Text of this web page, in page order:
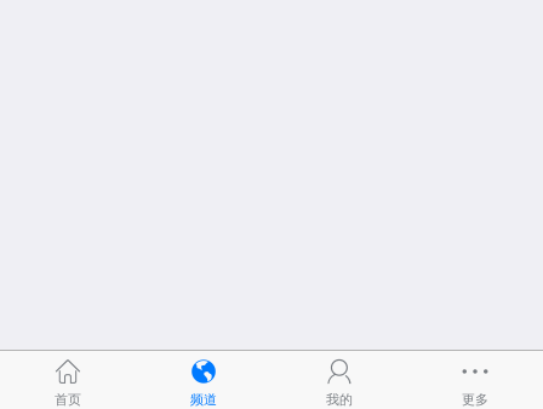
首页 频道 我的 更多